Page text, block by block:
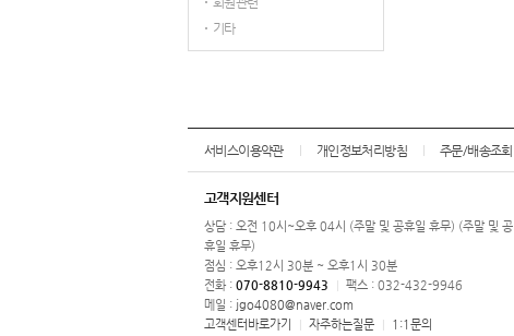
기타
서비스이용약관 개인정보처리방침 주문/배송조회
고객지원센터
상담 : 오전 10시~오후 04시 (주말 및 공휴일 휴무) (주말 및 공
휴일 휴무)
점심 : 오후12시 30분 ~ 오후1시 30분
전화 : 070-8810-9943
팩스 : 032-432-9946
메일 : jgo4080@naver.com
고객센터바로가기
자주하는질문 1:1문의